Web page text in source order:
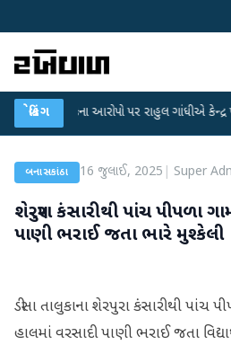
બ્રેકિંગ
લીકના આરોપો પર રાહુલ ગાંધીએ કેન્દ્ર પર પ્રહાર
બનાસકાંઠા 16 જુલાઈ, 2025 Super
શેરપુરા કંસારીથી પાંચ પીપળા
પાણી ભરાઈ જતા ભારે મુશ્કેલી
ડીસા તાલુકાના શેરપુરા કંસારીથી પાંચ
હાલમાં વરસાદી પાણી ભરાઈ જતા